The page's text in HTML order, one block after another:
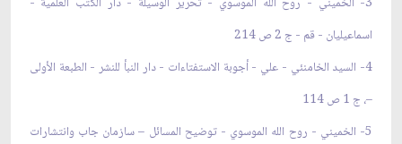
اسماعيليان - قم - ج 2 ص 214
4- السيد الخامنئي - علي - أجوبة الاستفتاءات - دار النبأ للنشر - الطبعة الأولى
–، ج 1 ص 114
5- الخميني - روح الله الموسوي - توضيح المسائل – سازمان جاب وانتشارات